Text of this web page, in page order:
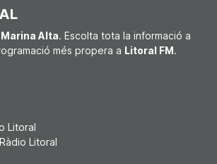
Marina Alta. Escolta tota la informació a
més propera a Litoral FM.
Litoral
Litoral